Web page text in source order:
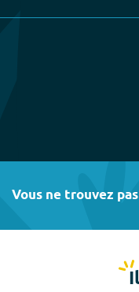
Vous ne trouvez